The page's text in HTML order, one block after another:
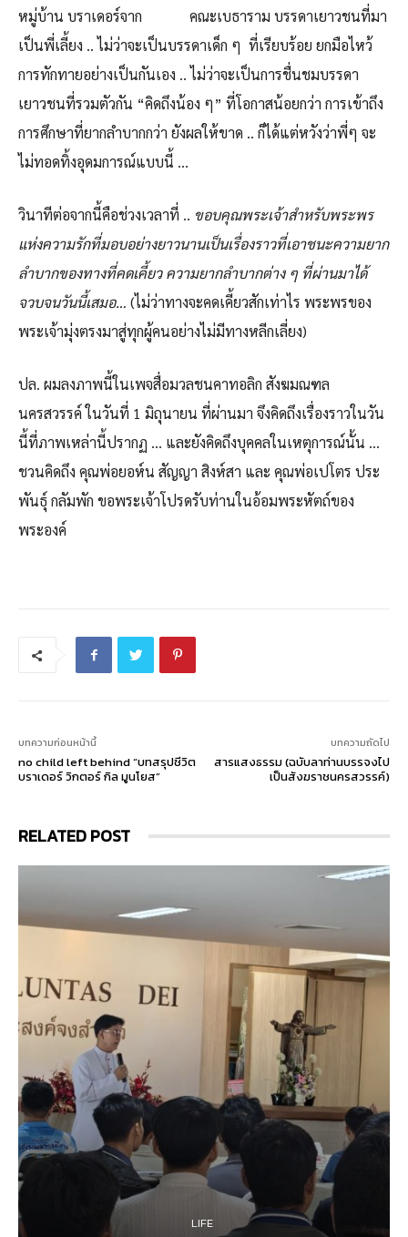
หมู่บ้าน บราเดอร์จาก คณะเบธาราม บรรดาเยาวชนที่มา
เป็นพี่เลี้ยง .. ไม่ว่าจะเป็นบรรดาเด็ก ๆ ที่เรียบร้อย ยกมือไหว้
การทักทายอย่างเป็นกันเอง .. ไม่ว่าจะเป็นการชื่นชมบรรดา
เยาวชนที่รวมตัวกัน “คิดถึงน้อง ๆ” ที่โอกาสน้อยกว่า การเข้าถึง
การศึกษาที่ยากลำบากกว่า ยังผลให้ขาด .. ก็ได้แต่หวังว่าพี่ๆ จะ
ไม่ทอดทิ้งอุดมการณ์แบบนี้ …
วินาทีต่อจากนี้คือช่วงเวลาที่ .. ขอบคุณพระเจ้าสำหรับพระพร
แห่งความรักที่มอบอย่างยาวนานเป็นเรื่องราวที่เอาชนะความยาก
ลำบากของทางที่คดเคี้ยว ความยากลำบากต่าง ๆ ที่ผ่านมาได้
จวบจนวันนี้เสมอ… (ไม่ว่าทางจะคดเคี้ยวสักเท่าไร พระพรของ
พระเจ้ามุ่งตรงมาสู่ทุกผู้คนอย่างไม่มีทางหลีกเลี่ยง)
ปล. ผมลงภาพนี้ในเพจสื่อมวลชนคาทอลิก สังฆมณฑล
นครสวรรค์ ในวันที่ 1 มิถุนายน ที่ผ่านมา จึงคิดถึงเรื่องราวในวัน
นี้ที่ภาพเหล่านี้ปรากฏ … และยังคิดถึงบุคคลในเหตุการณ์นั้น …
ชวนคิดถึง คุณพ่อยอห์น สัญญา สิงห์สา และ คุณพ่อเปโตร ประ
พันธุ์ กลัมพัก ขอพระเจ้าโปรดรับท่านในอ้อมพระหัตถ์ของ
พระองค์
บทความก่อนหน้านี้
no child left behind “บทสรุปชีวิต
บราเดอร์ วิกตอร์ กิล มูนโยส”
บทความถัดไป
สารแสงธรรม (ฉบับลาท่านบรรจงไป
เป็นสังฆราชนครสวรรค์)
RELATED POST
LIFE